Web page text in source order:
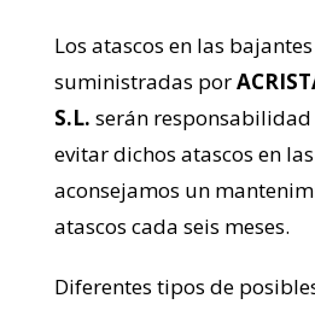
Los atascos en las
suministradas por
S.L. serán
evitar dichos atascos en
aconsejamos un
atascos cada seis meses.
Diferentes tipos de